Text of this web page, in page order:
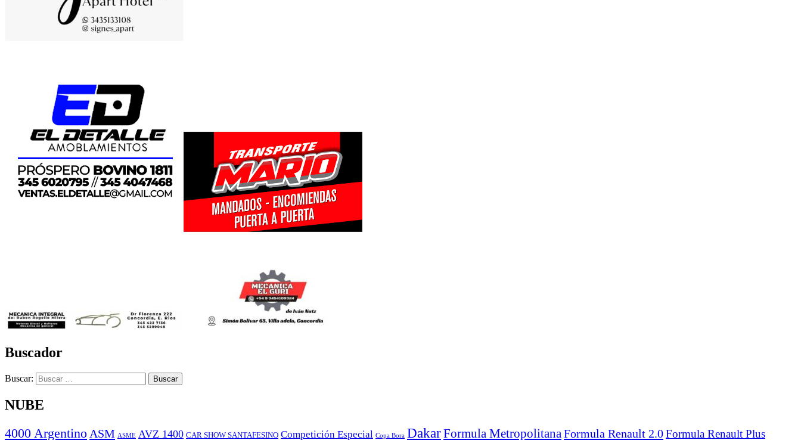
Buscador
Buscar:
NUBE
4000 Argentino ASM ASME AVZ 1400 CAR SHOW SANTAFESINO Competición Especial Copa Bora DakarFormula MetropolitanaFormula Renault 2.0Formula Renault Plus